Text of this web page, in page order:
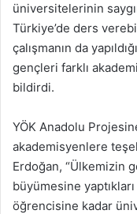
üniversitelerinin
Türkiye’de ders
çalışmanın da
gençleri farklı
bildirdi.
YÖK Anadolu
akademisyenlere
Erdoğan, “Ülkemizin
büyümesine
öğrencisine kadar